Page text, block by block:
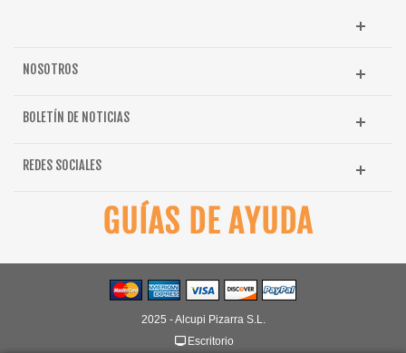
NOSOTROS
BOLETÍN DE NOTICIAS
REDES SOCIALES
2025 - Alcupi Pizarra S.L.
Escritorio